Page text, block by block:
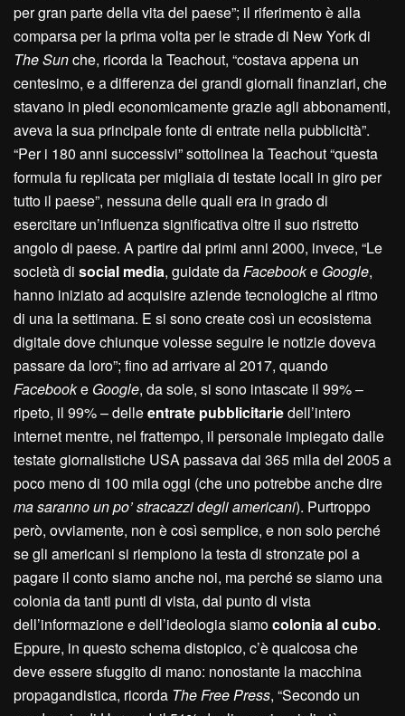
per gran parte della vita del paese”; il riferimento è alla
comparsa per la prima volta per le strade di New York di
The Sunche, ricorda la Teachout, “costava appena un
centesimo, e a differenza dei grandi giornali finanziari, che
stavano in piedi economicamente grazie agli abbonamenti,
aveva la sua principale fonte di entrate nella pubblicità”.
“Per i 180 anni successivi” sottolinea la Teachout “questa
formula fu replicata per migliaia di testate locali in giro per
tutto il paese”, nessuna delle quali era in grado di
esercitare un’influenza significativa oltre il suo ristretto
angolo di paese. A partire dai primi anni 2000, invece, “Le
società di social media, guidate daFacebooke Google,
hanno iniziato ad acquisire aziende tecnologiche al ritmo
di una la settimana. E si sono create così un ecosistema
digitale dove chiunque volesse seguire le notizie doveva
passare da loro”; fino ad arrivare al 2017, quando
Facebooke Google, da sole, si sono intascate il 99% –
ripeto, il 99% – delleentrate pubblicitariedell’intero
internet mentre, nel frattempo, il personale impiegato dalle
testate giornalistiche USA passava dai 365 mila del 2005 a
poco meno di 100 mila oggi (che uno potrebbe anche dire
ma saranno un po’ stracazzi degli americani). Purtroppo
però, ovviamente, non è così semplice, e non solo perché
se gli americani si riempiono la testa di stronzate poi a
pagare il conto siamo anche noi, ma perché se siamo una
colonia da tanti punti di vista, dal punto di vista
dell’informazione e dell’ideologia siamocolonia al cubo.
Eppure, in questo schema distopico, c’è qualcosa che
deve essere sfuggito di mano: nonostante la macchina
propagandistica, ricorda The Free Press, “Secondo un